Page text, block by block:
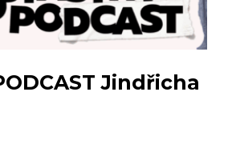
Jindřicha